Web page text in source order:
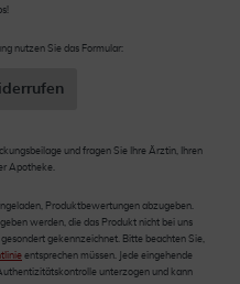
nutzen Sie das Formular:
und fragen Sie Ihre Ärztin, Ihren
Apotheke.
Produktbewertungen abzugeben.
werden, die das Produkt nicht bei uns
gekennzeichnet. Bitte beachten Sie,
entsprechen müssen. Jede eingehende
unterzogen und kann